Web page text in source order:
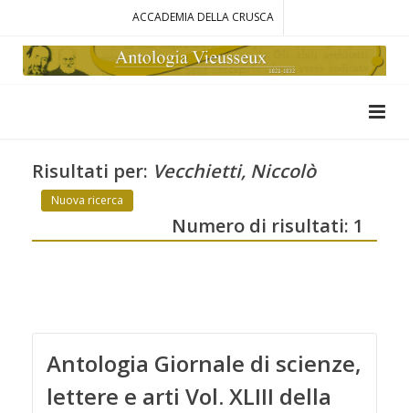
ACCADEMIA DELLA CRUSCA
Risultati per: Vecchietti, Niccolò
Nuova ricerca
Numero di risultati: 1
Antologia Giornale di scienze,
lettere e arti Vol. XLIII della